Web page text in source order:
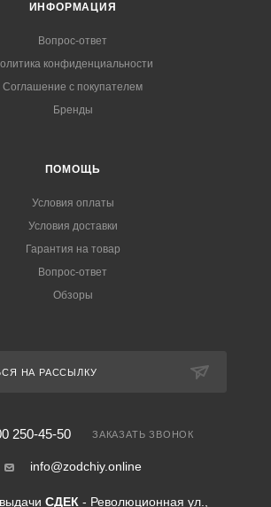
ИНФОРМАЦИЯ
Вопрос-ответ
конфиденциальности
Соглашение с покупателем
Бренды
ПОМОЩЬ
Условия оплаты
Условия доставки
Гарантия на товар
Вопрос-ответ
Обзоры
НА РАССЫЛКУ
250-45-50 ЗАКАЗАТЬ ЗВОНОК
info@zodchiy.online
СДЕК - Революционная ул.,